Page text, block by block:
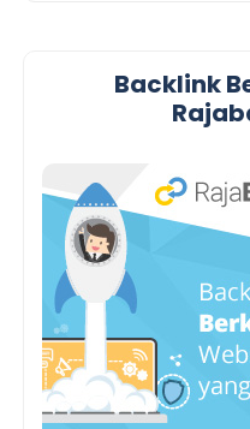
Backlink